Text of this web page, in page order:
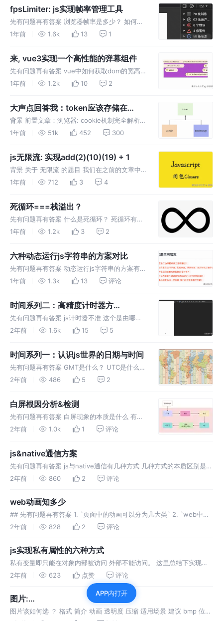
每毫秒刷新一次UI嘛？ 性能上有哪些注意事
项？ 如果用户手动更改了设备时
fpsLimiter: js实现帧率管理工具
先有问题再有答案 浏览器帧率是多少？ 如何理
解浏览器的一帧？ 浏览器的帧率和屏幕的刷新
的帧率嘛？ 帧率是固定的嘛？ 如果帧率不固定
我们在使用raf做一些功能
1年前 1.6k 13 1
来, vue3实现一个高性能的弹幕组件
先有问题再有答案 vue中如何获取dom的宽高
属性？ 100条数据就要设置100个dom嘛？ 每个
弹幕的长度是不固定的 如何正确获取长度值 给
动画设置正确的
1年前 1.2k 10 2
大声点回答我：token应该存储在
cookie还是localStorage上？
背景 前置文章：浏览器: cookie机制完全解析
在考虑token是否应该存储在cookie或
便利性、两者的能力边界以及设计目的等因素。
安全性
1年前 51k 452 300
js无限流: 实现add(2)(10)(19) + 1
背景 关于 无限流 的题目 我们在之前的文章中
曾经实现过一次 add[1][2][3] + 4 之前我们是
具体可以参考这篇文章：js元编程：妙用pr
1年前 712 3 4
死循环===栈溢出？
先有问题再有答案 什么是死循环？ 死循环有什
么影响？ js中实现死循环的方式有几种？ 死循
嘛？ 死循环代表代码错误嘛？ 无限循环有哪些
应用场景？ 死循环 在J
1年前 1.2k 3 2
六种动态运行js字符串的方案对比
先有问题再有答案 动态运行js字符串的方案有哪
些？ 这些方案在运行环境，代码来源，访问权
动态执行js字符串？ 为什么大家都不建议使用动
态运行js字符串的方案？
1年前 1.3k 13 评论
时间系列二：高精度计时器方
案,worker计时,settimeout差值补
偿,raf计时器,setInterval
先有问题再有答案 js计时器不准 这个是由哪些
方面导致的？ raf实现计时器会更准确？ web
器有哪些方案 这些方案有什么优缺点 背景 上一
篇文章 我
2年前 1.6k 15 5
时间系列一：认识js世界的日期与时间
先有问题再有答案 GMT是什么？ UTC是什么？
时区是什么？ 时间与时区有什么关系？ 日期的
HH:MM:SS 这个是怎么来的？ 如何理解时间
戳？ 从同一个ti
2年前 486 5 2
白屏根因分析&检测
先有问题再有答案 白屏现象的本质是什么 有什
么危害 白屏是如何产生的 如何监控到白屏 白屏
面pv uv 点击量 业务交易量等各种指标会瞬间
迭0 业务系统全
2年前 1.0k 1 评论
js&native通信方案
先有问题再有答案 js与native通信有几种方式 几种方式的本质区别是什
么 如何在合适的场景中选择通信方式 URL Scheme JavaScript可以通
2年前 860 2 评论
web动画知多少
## 先有问题再有答案 1. `页面中的动画可以分为几大类` 2. `web中实
现动画有哪些方案？` 3. `优缺点是什么？` 4. `性能方面cpu gpu 内存
2年前 828 2 评论
js实现私有属性的六种方式
私有变量即只能在对象内部被访问 外部不能访问。 这里总结下实现私
有变量的六种方式： ### Symbol ``` const _name =
Symbol("_name"); export cla
2年前 623 点赞 评论
图片:
bmp,jpeg,png,apng,gif,webp,svg,avif,Base64,MNG,
图片该如何选 ？ 格式 简介 动画 透明度 压缩 适用场景 建议 bmp 位图
APP内打开